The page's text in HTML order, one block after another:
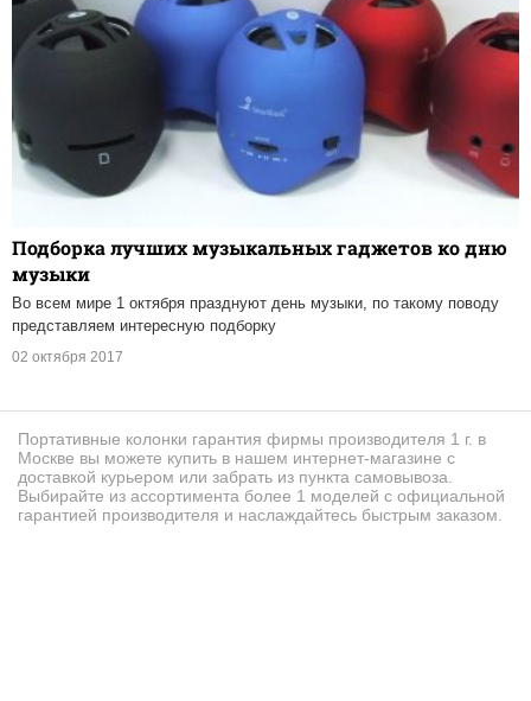
Подборка лучших музыкальных гаджетов ко дню
музыки
Во всем мире 1 октября празднуют день музыки, по такому поводу
представляем интересную подборку
02 октября 2017
Портативные колонки гарантия фирмы производителя 1 г. в
Москве вы можете купить в нашем интернет-магазине с
доставкой курьером или забрать из пункта самовывоза.
Выбирайте из ассортимента более 1 моделей с официальной
гарантией производителя и наслаждайтесь быстрым заказом.